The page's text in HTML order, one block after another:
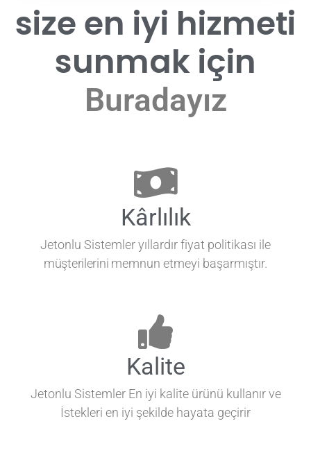
size en i̇yi hizmeti
sunmak için
Buradayız
Kârlılık
Jetonlu Sistemler yıllardır fiyat politikası ile
müşterilerini memnun etmeyi başarmıştır.
Kalite
Jetonlu Sistemler En iyi kalite ürünü kullanır ve
İstekleri en iyi şekilde hayata geçirir